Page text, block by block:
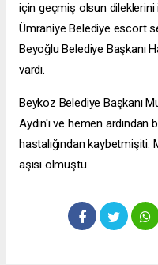
için geçmiş olsun dileklerini
Ümraniye Belediye escort
Beyoğlu Belediye Başkanı
vardı.
Beykoz Belediye Başkanı
Aydın'ı ve hemen ardından
hastalığından kaybetmişiti.
aşısı olmuştu.